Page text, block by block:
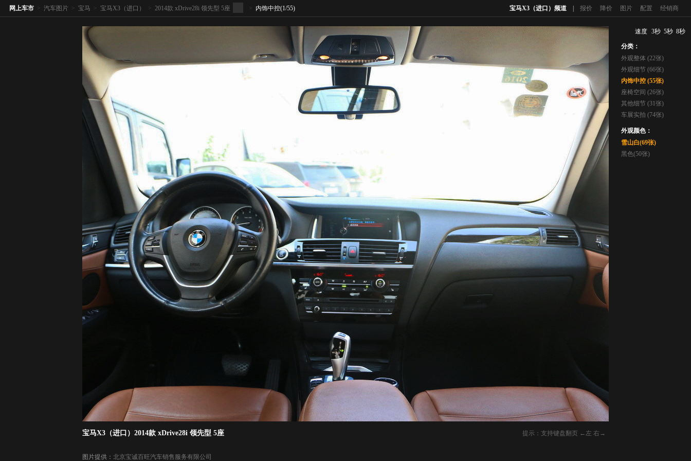
宝马X3（进口）频道 报价 降价 图片 配置 经销商
网上车市 > 汽车图片 > 宝马 > 宝马X3（进口） > 2014款 xDrive28i 领先型 5座 > 内饰中控(1/55)
提示：支持键盘翻页 ←左 右→
宝马X3（进口）2014款 xDrive28i 领先型 5座
图片提供： 北京宝诚百旺汽车销售服务有限公司
速度 3秒 5秒 8秒
分类：
外观整体 (22张)
外观细节 (66张)
内饰中控 (55张)
座椅空间 (26张)
其他细节 (31张)
车展实拍 (74张)
外观颜色：
雪山白(69张)
黑色(50张)